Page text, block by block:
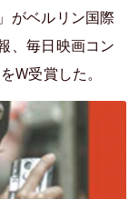
がベルリン国際
、毎日映画コン
W受賞した。